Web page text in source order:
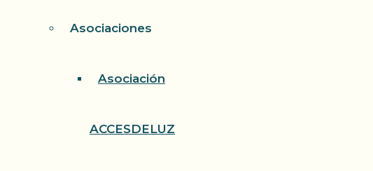
Asociaciones
Asociación
ACCESDELUZ